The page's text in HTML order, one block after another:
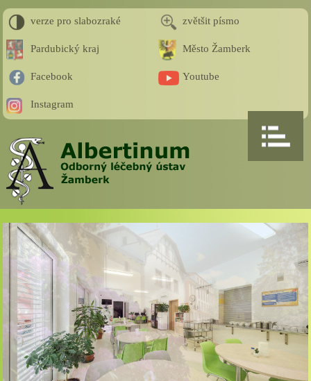
verze pro slabozraké zvětšit písmo
Pardubický kraj Město Žamberk
Facebook Youtube
Instagram